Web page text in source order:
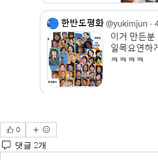
0
댓글 2개